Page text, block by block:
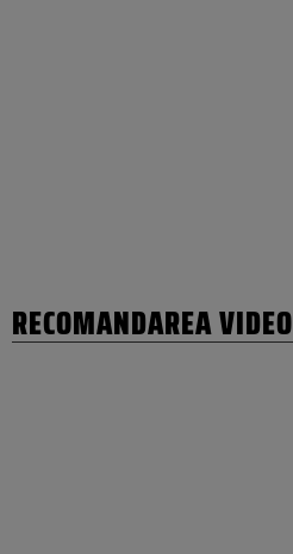
RECOMANDAREA VIDEO